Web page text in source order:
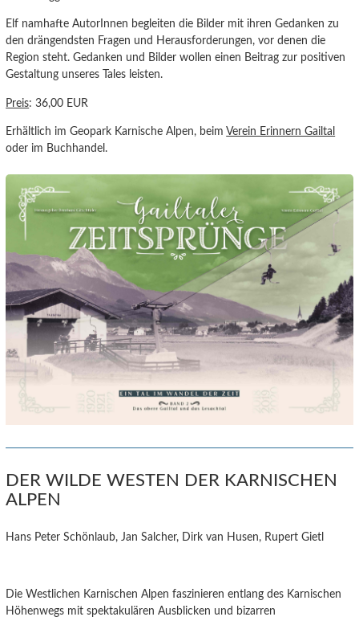
Elf namhafte AutorInnen begleiten die Bilder mit ihren Gedanken zu
den drängendsten Fragen und Herausforderungen, vor denen die
Region steht. Gedanken und Bilder wollen einen Beitrag zur positiven
Gestaltung unseres Tales leisten.
Preis: 36,00 EUR
Erhältlich im Geopark Karnische Alpen, beimVerein Erinnern Gailtal
oder im Buchhandel.
DER WILDE WESTEN DER KARNISCHEN
ALPEN
Hans Peter Schönlaub, Jan Salcher, Dirk van Husen, Rupert Gietl
Die Westlichen Karnischen Alpen faszinieren entlang des Karnischen
Höhenwegs mit spektakulären Ausblicken und bizarren